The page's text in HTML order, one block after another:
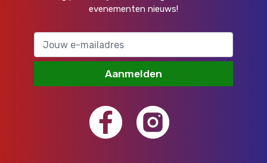
evenementen nieuws!
Aanmelden